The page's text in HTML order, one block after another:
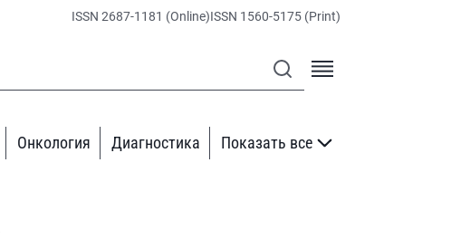
ISSN 2687-1181 (Online)ISSN 1560-5175 (Print)
Онкология Диагностика Показать все